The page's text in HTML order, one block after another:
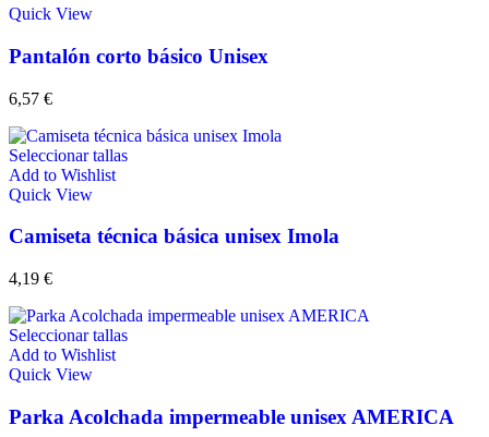
Quick View
Pantalón corto básico Unisex
6,57 €
Seleccionar tallas
Add to Wishlist
Quick View
Camiseta técnica básica unisex Imola
4,19 €
Seleccionar tallas
Add to Wishlist
Quick View
Parka Acolchada impermeable unisex AMERICA